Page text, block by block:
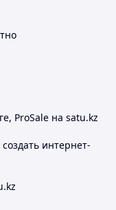
ProSale на satu.kz
интернет-